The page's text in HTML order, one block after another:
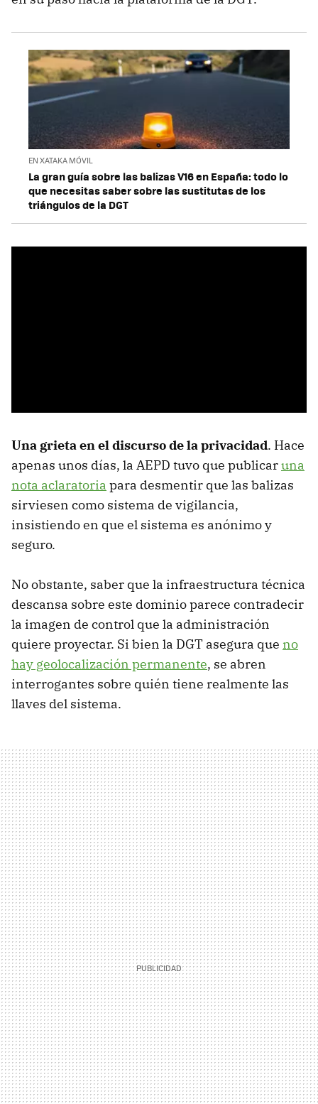
EN XATAKA MÓVIL
La gran guía sobre las balizas V16 en España: todo lo
que necesitas saber sobre las sustitutas de los
triángulos de la DGT
Una grieta en el discurso de la privacidad. Hace
apenas unos días, la AEPD tuvo que publicaruna
nota aclaratoria para desmentir que las balizas
sirviesen como sistema de vigilancia,
insistiendo en que el sistema es anónimo y
seguro.
No obstante, saber que la infraestructura técnica
descansa sobre este dominio parece contradecir
la imagen de control que la administración
quiere proyectar. Si bien la DGT asegura que no
hay geolocalización permanente, se abren
interrogantes sobre quién tiene realmente las
llaves del sistema.